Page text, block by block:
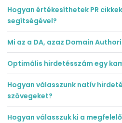
Hogyan értékesíthetek PR
segítségével?
Mi az a DA, azaz Domain
Optimális hirdetésszám egy
Hogyan válasszunk natív
szövegeket?
Hogyan válasszuk ki a